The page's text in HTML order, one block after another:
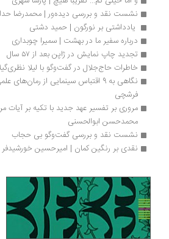
نشست نقد و بررسی دیده‌ور | محمدرضا حدادی
یادداشتی بر نورگون | حمید دشتی
درباره سفیر ما در بهشت | سمیرا چوبداری
تجدید چاپ نمایش در ژاپن بعد از ۵۷ سال
خاطرات حاج‌جلال در گفت‌وگو با لیلا نظری‌گیلانده
محمدحسن ابوالحسنی
نشست نقد و بررسی گفت‌وگو بی حجاب
نقدی بر رنگین کمان | امیرحسین خورشیدفر